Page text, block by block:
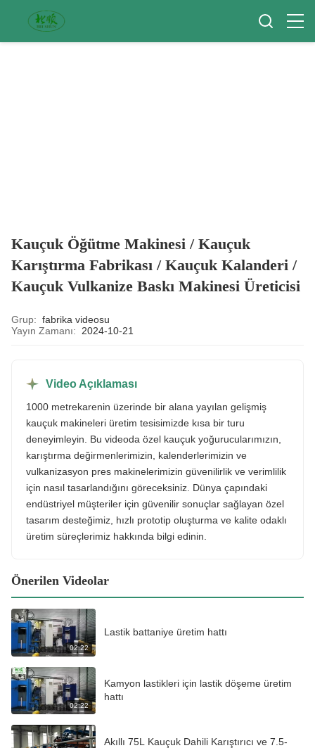
Kauçuk Öğütme Makinesi / Kauçuk
Karıştırma Fabrikası / Kauçuk Kalanderi /
Kauçuk Vulkanize Baskı Makinesi Üreticisi
Grup: fabrika videosu
Yayın Zamanı:
2024-10-21
Video Açıklaması
1000 metrekarenin üzerinde bir alana yayılan gelişmiş
kauçuk makineleri üretim tesisimizde kısa bir turu
deneyimleyin. Bu videoda özel kauçuk yoğurucularımızın,
karıştırma değirmenlerimizin, kalenderlerimizin ve
vulkanizasyon pres makinelerimizin güvenilirlik ve verimlilik
için nasıl tasarlandığını göreceksiniz. Dünya çapındaki
endüstriyel müşteriler için güvenilir sonuçlar sağlayan özel
tasarım desteğimiz, hızlı prototip oluşturma ve kalite odaklı
üretim süreçlerimiz hakkında bilgi edinin.
Önerilen Videolar
02:22
Lastik battaniye üretim hattı
02:22
Kamyon lastikleri için lastik döşeme üretim
hattı
Akıllı 75L Kauçuk Dahili Karıştırıcı ve 7.5-